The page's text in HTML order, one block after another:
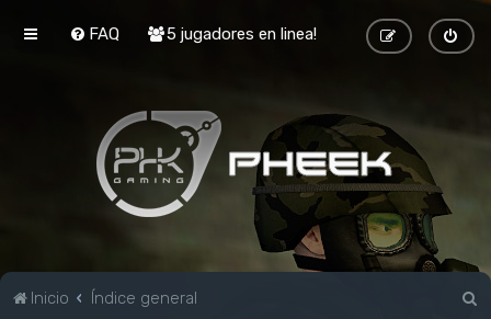
FAQ 5 jugadores en linea!
Inicio Índice general